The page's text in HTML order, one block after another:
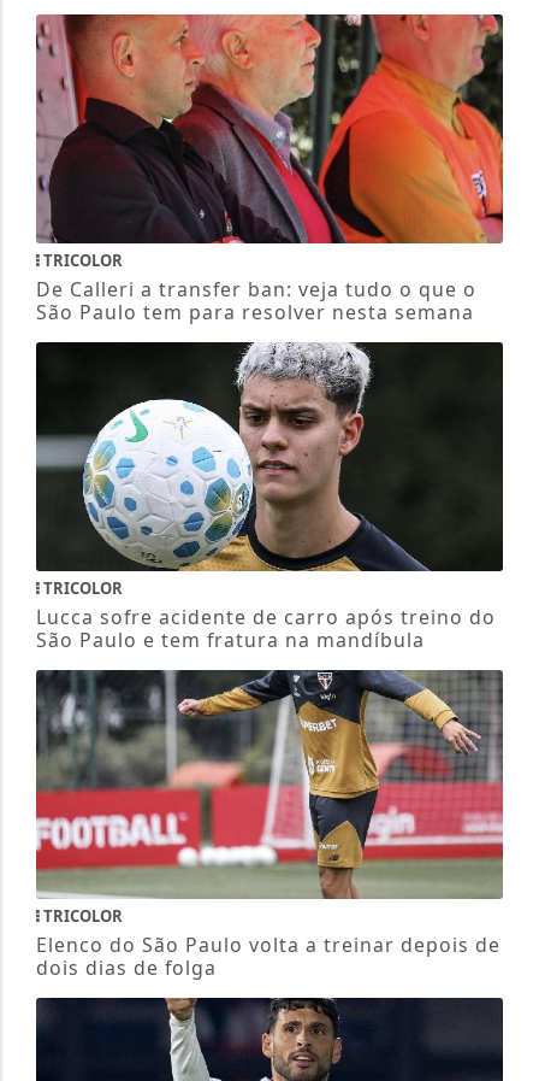
TRICOLOR
De Calleri a transfer ban: veja tudo o que o
São Paulo tem para resolver nesta semana
TRICOLOR
Lucca sofre acidente de carro após treino do
São Paulo e tem fratura na mandíbula
TRICOLOR
Elenco do São Paulo volta a treinar depois de
dois dias de folga